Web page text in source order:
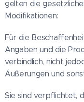
gelten die
Modifikationen:
Für die
Angaben und die
verbindlich, nicht
Äußerungen und
Sie sind verpflichtet,